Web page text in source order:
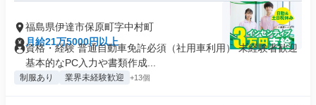
福島県伊達市保原町字中村町
月給21万5000円以上
資格・経験 普通自動車免許必須（社用車利用） 未経験者歓迎
基本的なPC入力や書類作成...
制服あり 業界未経験歓迎 +13個